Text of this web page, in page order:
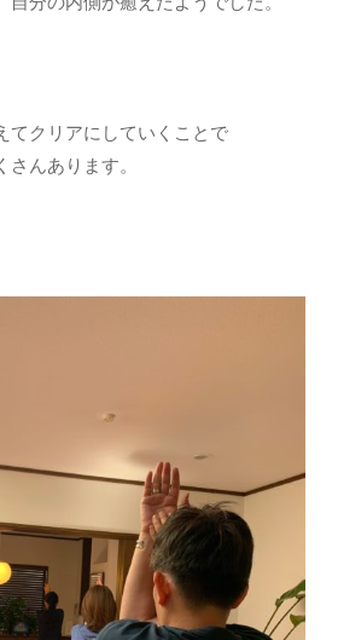
てクリアにしていくことで
んあります。